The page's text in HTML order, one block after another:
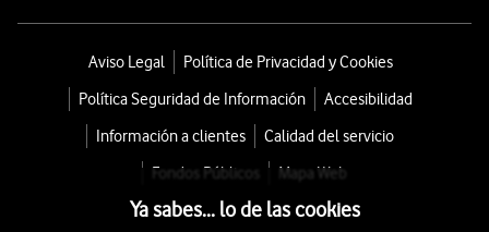
Aviso Legal
Política de Privacidad y Cookies
Política Seguridad de Información
Accesibilidad
Información a clientes
Calidad del servicio
Fondos Públicos
Mapa Web
Ya sabes... lo de las cookies